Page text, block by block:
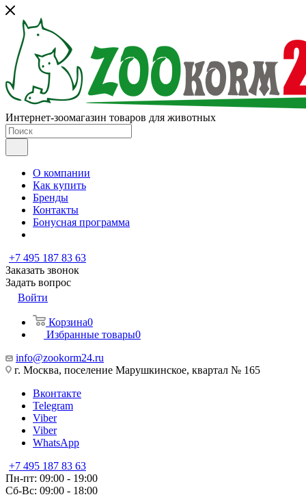
Интернет-зоомагазин товаров для животных
О компании
Как купить
Бренды
Контакты
Бонусная программа
+7 495 187 83 63
Заказать звонок
Задать вопрос
Войти
Корзина0
Избранные товары0
info@zookorm24.ru
г. Москва, поселение Марушкинское, квартал № 165
Вконтакте
Telegram
Viber
Viber
WhatsApp
+7 495 187 83 63
Пн-пт: 09:00 - 19:00
Сб-Вс: 09:00 - 18:00